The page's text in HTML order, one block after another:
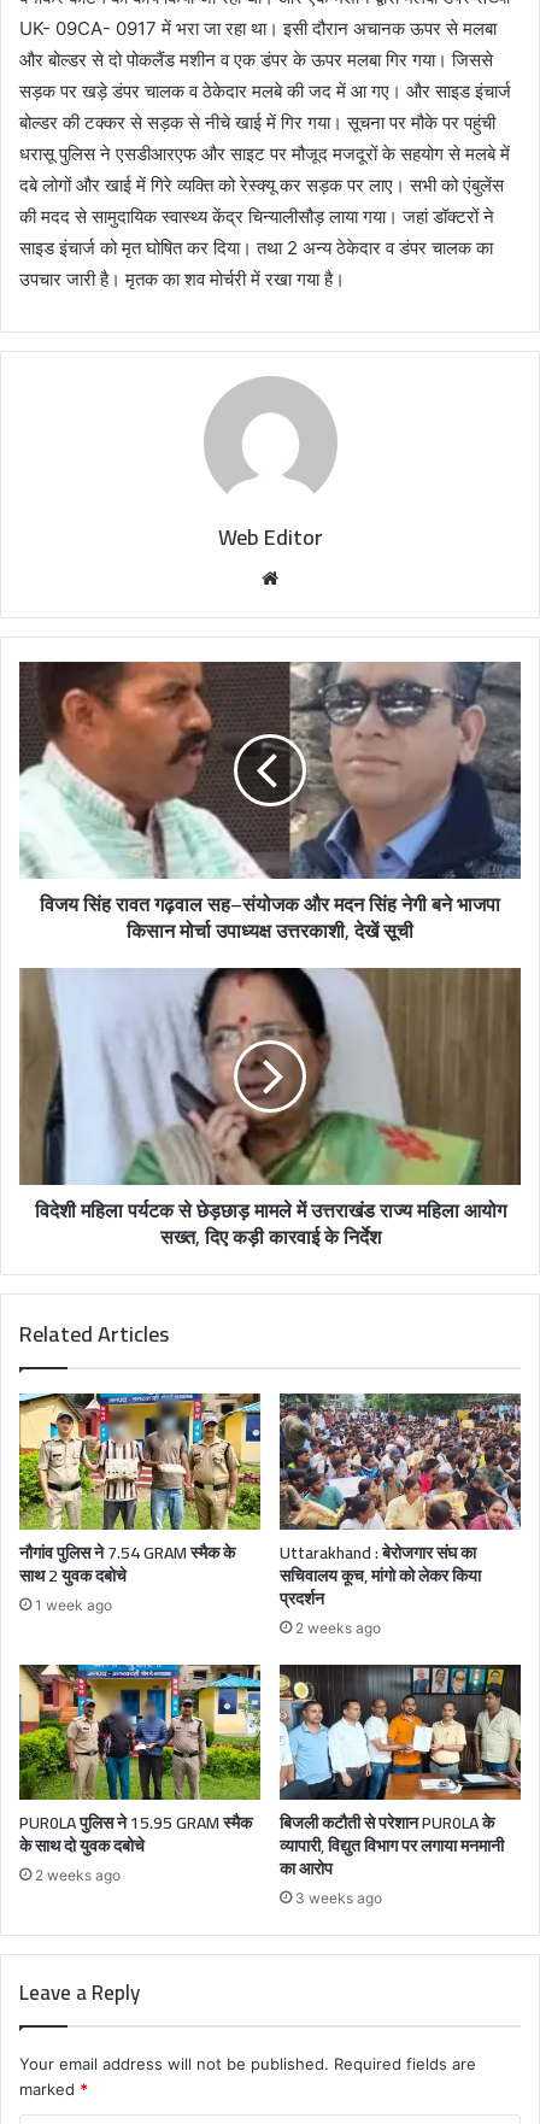
UK- 09CA- 0917 में भरा जा रहा था। इसी दौरान अचानक ऊपर से मलबा
और बोल्डर से दो पोकलैंड मशीन व एक डंपर के ऊपर मलबा गिर गया। जिससे
सड़क पर खड़े डंपर चालक व ठेकेदार मलबे की जद में आ गए। और साइड इंचार्ज
बोल्डर की टक्कर से सड़क से नीचे खाई में गिर गया। सूचना पर मौके पर पहुंची
धरासू पुलिस ने एसडीआरएफ और साइट पर मौजूद मजदूरों के सहयोग से मलबे में
दबे लोगों और खाई में गिरे व्यक्ति को रेस्क्यू कर सड़क पर लाए। सभी को एंबुलेंस
की मदद से सामुदायिक स्वास्थ्य केंद्र चिन्यालीसौड़ लाया गया। जहां डॉक्टरों ने
साइड इंचार्ज को मृत घोषित कर दिया। तथा 2 अन्य ठेकेदार व डंपर चालक का
उपचार जारी है। मृतक का शव मोर्चरी में रखा गया है।
Web Editor
b
s
t
e
विजय सिंह रावत गढ़वाल सह–संयोजक और मदन सिंह नेगी बने भाजपा
किसान मोर्चा उपाध्यक्ष उत्तरकाशी, देखें सूची
विदेशी महिला पर्यटक से छेड़छाड़ मामले में उत्तराखंड राज्य महिला आयोग
सख्त, दिए कड़ी कारवाई के निर्देश
Related Articles
नौगांव पुलिस ने 7.54 GRAM स्मैक के
साथ 2 युवक दबोचे
1 week ago
Uttarakhand : बेरोजगार संघ का
सचिवालय कूच, मांगो को लेकर किया
प्रदर्शन
2 weeks ago
PUR0LA पुलिस ने 15.95 GRAM स्मैक
के साथ दो युवक दबोचे
2 weeks ago
बिजली कटौती से परेशान PUR0LA के
व्यापारी, विद्युत विभाग पर लगाया मनमानी
का आरोप
3 weeks ago
Leave a Reply
Your email address will not be published. Required fields are
marked *